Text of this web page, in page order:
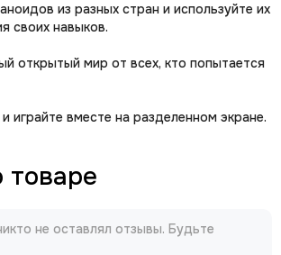
из разных стран и используйте их
своих навыков.
открытый мир от всех, кто попытается
играйте вместе на разделенном экране.
не оставлял отзывы. Будьте